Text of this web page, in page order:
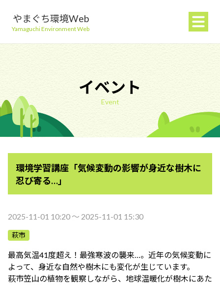
やまぐち環境Web
Yamaguchi Environment Web
地球温暖化を防ぐ
ごみを減らす
自然環境を守る
生活環境を守る（大気・水）
イベント
Event
環境学習講座「気候変動の影響が身近な樹木に
忍び寄る…」
2025-11-01 10:20 〜 2025-11-01 15:30
萩市
最高気温41度超え！最強寒波の襲来…。近年の気候変動に
よって、身近な自然や樹木にも変化が生じています。
萩市笠山の植物を観察しながら、地球温暖化が樹木にあた